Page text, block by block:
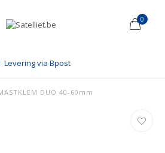
0
Levering via Bpost
DUO 40-60mm